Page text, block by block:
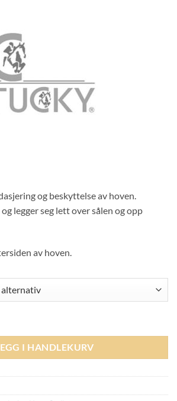
og beskyttelse av hoven.
legger seg lett over sålen og opp
av hoven.
I HANDLEKURV